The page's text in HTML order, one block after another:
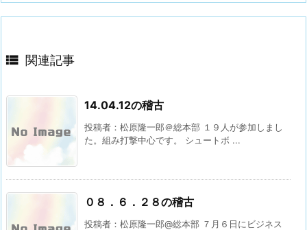
 関連記事
14.04.12の稽古
投稿者：松原隆一郎＠総本部 １９人が参加しまし
た。組み打撃中心です。 シュートボ ...
０８．６．２８の稽古
投稿者：松原隆一郎@総本部 ７月６日にビジネス